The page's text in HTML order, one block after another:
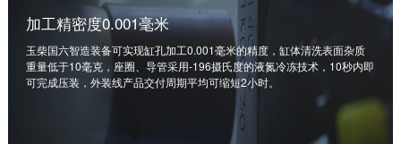
销售服务热线：
0775-3220350
24小时售后服务热线：
+86 95098
加工精密度0.001毫米
玉柴国六智造装备可实现缸孔加工0.001毫米的精度，缸体清洗表面杂质
重量低于10毫克，座圈、导管采用-196摄氏度的液氮冷冻技术，10秒内即
可完成压装，外装线产品交付周期平均可缩短2小时。